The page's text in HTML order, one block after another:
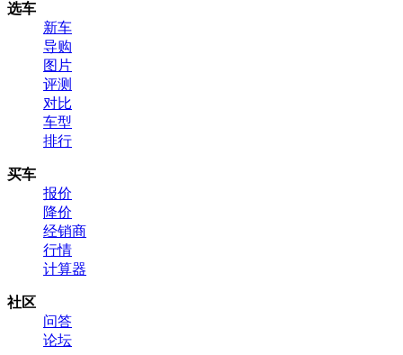
选车
新车
导购
图片
评测
对比
车型
排行
买车
报价
降价
经销商
行情
计算器
社区
问答
论坛